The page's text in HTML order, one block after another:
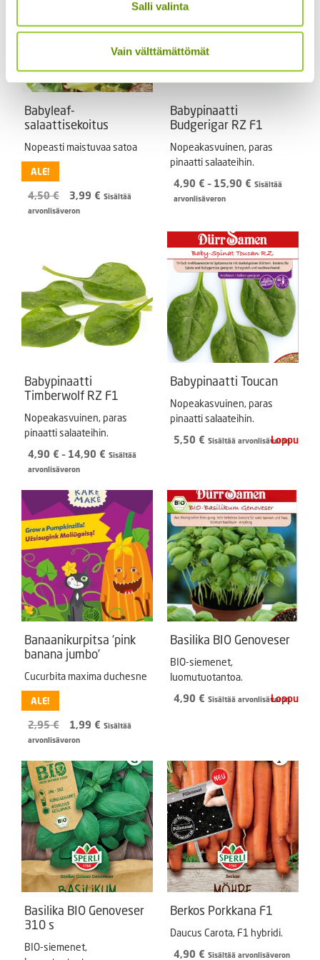
Salli valinta
Vain välttämättömät
Babyleaf-
salaattisekoitus
Nopeasti maistuvaa satoa
ALE!
4,50€
Alkuperäinen
hinta
3,99 € Nykyinen
Sisältää
arvonlisäveron
Babypinaatti
Budgerigar RZ F1
Nopeakasvuinen, paras
pinaatti salaateihin.
4,90 € – 15,90 € Hintaluokka:
Sisältää
arvonlisäveron
Babypinaatti
Timberwolf RZ F1
Nopeakasvuinen, paras
pinaatti salaateihin.
4,90 € – 14,90 € Hintaluokka:
14,90 €
Sisältää
arvonlisäveron
Babypinaatti Toucan
Nopeakasvuinen, paras
pinaatti salaateihin.
5,50 € Sisältää arvonlisäveron
Banaanikurpitsa ’pink
banana jumbo’
Cucurbita maxima duchesne
ALE!
2,95€
Alkuperäinen
hinta
2,95 €.
1,99 € Nykyinen
1,99 €.
Sisältää
arvonlisäveron
Basilika BIO Genoveser
BIO-siemenet,
luomutuotantoa.
4,90 € Sisältää arvonlisäveron
Basilika BIO Genoveser
310 s
BIO-siemenet,
Berkos Porkkana F1
Daucus Carota, F1 hybridi.
4,90 € Sisältää arvonlisäveron